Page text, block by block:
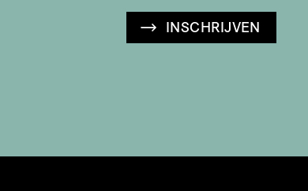
INSCHRIJVEN